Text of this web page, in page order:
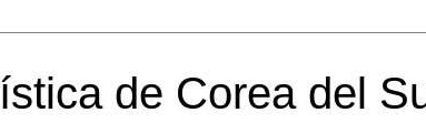
de Corea del